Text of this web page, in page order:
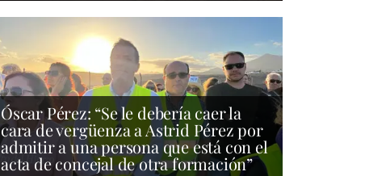
Óscar Pérez: “Se le debería caer la
cara de vergüenza a Astrid Pérez por
admitir a una persona que está con el
acta de concejal de otra formación”